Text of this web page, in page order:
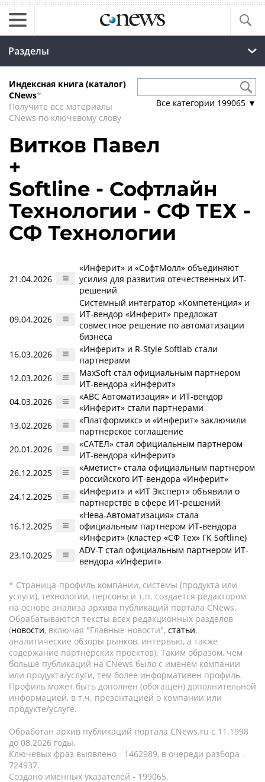
Разделы
Индексная книга (каталог)
CNews*
Получите все материалы
CNews по ключевому слову
Все категории 199065 ▼
Витков Павел
+
Softline - Софтлайн
Технологии - СФ ТЕХ -
СФ Технологии
21.04.2026
«Инферит» и «СофтМолл» объединяют
усилия для развития отечественных ИТ-
решений
09.04.2026
Системный интегратор «Компетенция» и
ИТ-вендор «Инферит» предложат
совместное решение по автоматизации
бизнеса
16.03.2026
«Инферит» и R-Style Softlab стали
партнерами
12.03.2026
MaxSoft стал официальным партнером
ИТ-вендора «Инферит»
04.03.2026
«ABC Автоматизация» и ИТ-вендор
«Инферит» стали партнерами
13.02.2026
«Платформикс» и «Инферит» заключили
партнерское соглашение
20.01.2026
«САТЕЛ» стал официальным партнером
ИТ-вендора «Инферит»
26.12.2025
«Аметист» стала официальным партнером
российского ИТ-вендора «Инферит»
24.12.2025
«Инферит» и «ИТ Эксперт» объявили о
партнерстве в сфере ИТ-решений
16.12.2025
«Нева-Автоматизация» стала
официальным партнером ИТ-вендора
«Инферит» (кластер «СФ Тех» ГК Softline)
23.10.2025
ADV-T стал официальным партнером ИТ-
вендора «Инферит»
* Страница-профиль компании, системы (продукта или
услуги), технологии, персоны и т.п. создается редактором
на основе анализа архива публикаций портала CNews.
Обрабатываются тексты всех редакционных разделов
(новости, включая "Главные новости", статьи,
аналитические обзоры рынков, интервью, а также
содержание партнёрских проектов). Таким образом, чем
больше публикаций на CNews было с именем компании
или продукта/услуги, тем более информативен профиль.
Профиль может быть дополнен (обогащен) дополнительной
информацией, в т.ч. презентацией о компании или
продукте/услуге.
Обработан архив публикаций портала CNews.ru c 11.1998
до 08.2026 годы.
Ключевых фраз выявлено - 1462989, в очереди разбора -
724937.
Создано именных указателей - 199065.